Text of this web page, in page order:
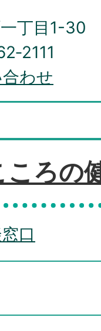
丁目1-30
わせ
ころの
口